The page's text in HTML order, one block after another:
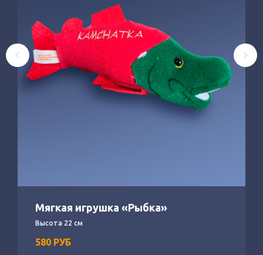
Мягкая игрушка «Рыбка»
Высота 22 см
580 РУБ